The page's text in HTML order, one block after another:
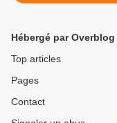
Hébergé par Overblog
Top articles
Pages
Contact